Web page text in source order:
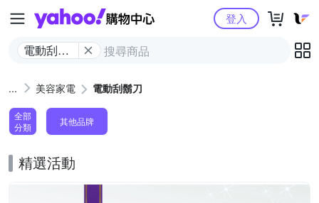
Yahoo購物中心
電動刮鬍
登入
美容家電 電動刮鬍刀
全部
分類
其他品牌
精選活動